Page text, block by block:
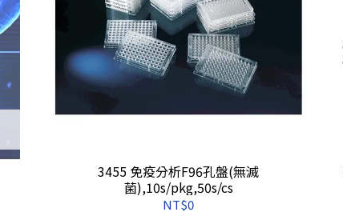
3455 免疫分析F96孔盤(無滅
菌),10s/pkg,50s/cs
NT$0